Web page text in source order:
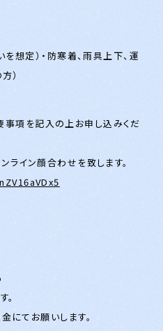
想定）・防寒着、雨具上下、運
）
項を記入の上お申し込みくだ
ライン顔合わせを致します。
にてお願いします。